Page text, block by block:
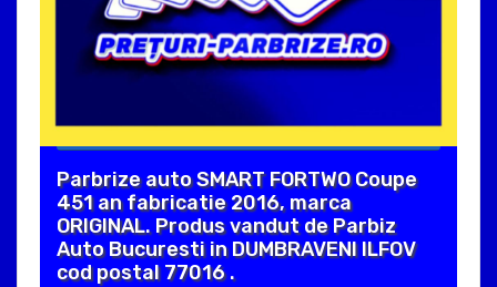
Parbrize auto SMART FORTWO Coupe
451 an fabricatie 2016, marca
ORIGINAL. Produs vandut de Parbiz
Auto Bucuresti in DUMBRAVENI ILFOV
cod postal 77016 .